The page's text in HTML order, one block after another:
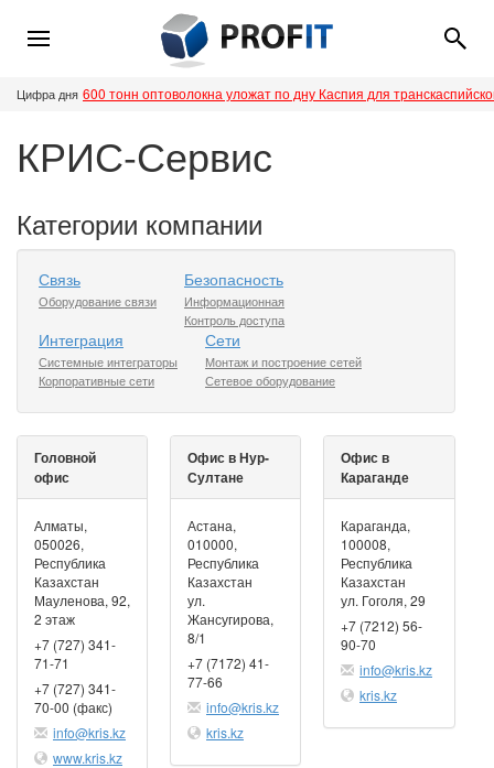
Цифра дня 600 тонн оптоволокна уложат по дну Каспия для
КРИС-Сервис
Категории компании
Связь
Оборудование связи
Безопасность
Информационная
Контроль доступа
Интеграция
Системные интеграторы
Корпоративные сети
Сети
Монтаж и построение сетей
Сетевое оборудование
Головной
офис
Алматы,
050026,
Республика
Казахстан
Мауленова, 92,
2 этаж
+7 (727) 341-
71-71
+7 (727) 341-
70-00 (факс)
info@kris.kz
www.kris.kz
Офис в Нур-
Султане
Астана,
010000,
Республика
Казахстан
ул.
Жансугирова,
8/1
+7 (7172) 41-
77-66
info@kris.kz
kris.kz
Офис в
Караганде
Караганда,
100008,
Республика
Казахстан
ул. Гоголя, 29
+7 (7212) 56-
90-70
info@kris.kz
kris.kz